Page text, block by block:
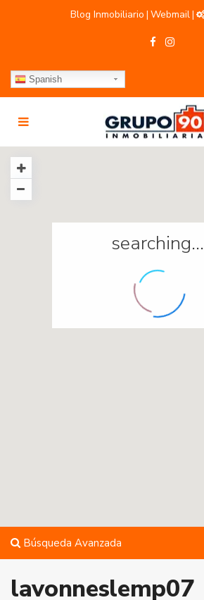
Blog Inmobiliario | Webmail|
Spanish
searching...
Búsqueda Avanzada
lavonneslemp07